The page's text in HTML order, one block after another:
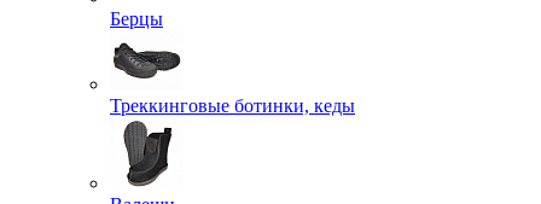
Берцы
Треккинговые ботинки, кеды